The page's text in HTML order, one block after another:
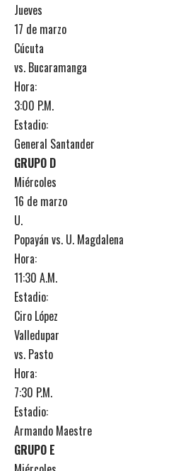
Jueves
17 de marzo
Cúcuta
vs. Bucaramanga
Hora:
3:00 P.M.
Estadio:
General Santander
GRUPO D
Miércoles
16 de marzo
U.
Popayán vs. U. Magdalena
Hora:
11:30 A.M.
Estadio:
Ciro López
Valledupar
vs. Pasto
Hora:
7:30 P.M.
Estadio:
Armando Maestre
GRUPO E